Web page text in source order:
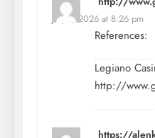
July 9, 2026 at 8:26 pm
References:
Legiano
http://
https://